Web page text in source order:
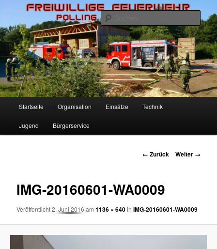
wechseln
Freiwillige Feuerwehr Polling
Startseite Organisation Einsätze Technik
Jugend Bürgerservice
Bilder-
← Zurück Weiter →
IMG-20160601-WA0009
Veröffentlicht2. Juni 2016 am1136 × 640inIMG-20160601-WA0009